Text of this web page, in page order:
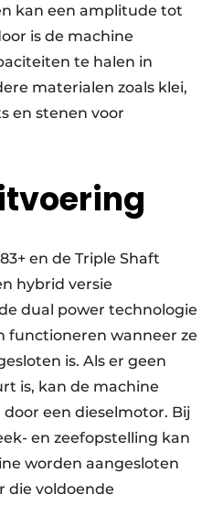
kan een amplitude tot
is de machine
te halen in
materialen zoals klei,
en stenen voor
en de Triple Shaft
hybrid versie
dual power technologie
functioneren wanneer ze
is. Als er geen
is, kan de machine
een dieselmotor. Bij
en zeefopstelling kan
worden aangesloten
die voldoende